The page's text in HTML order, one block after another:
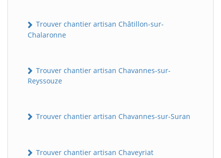
Trouver chantier artisan Châtillon-sur-
Chalaronne
Trouver chantier artisan Chavannes-sur-
Reyssouze
Trouver chantier artisan Chavannes-sur-Suran
Trouver chantier artisan Chaveyriat